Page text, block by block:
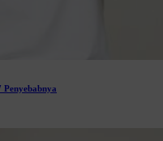
Penyebabnya